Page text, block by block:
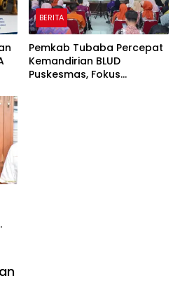
BERITA
Pemkab Tubaba Percepat
Kemandirian BLUD
Puskesmas, Fokus